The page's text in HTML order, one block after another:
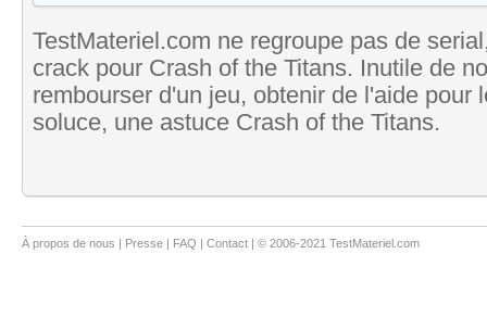
TestMateriel.com ne regroupe pas de
crack pour Crash of the Titans. Inutile de
rembourser d'un jeu, obtenir de l'aide pour
soluce, une astuce Crash of the Titans.
À propos de nous | Presse | FAQ | Contact | © 2006-2021 TestMateriel.com